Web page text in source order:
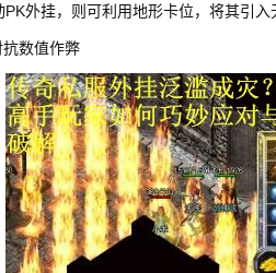
外挂，则可利用地形卡位，将其引入
数值作弊